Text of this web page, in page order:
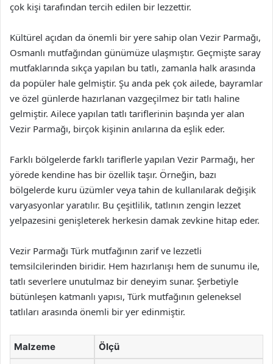
çok kişi tarafından tercih edilen bir lezzettir.
Kültürel açıdan da önemli bir yere sahip olan Vezir Parmağı,
Osmanlı mutfağından günümüze ulaşmıştır. Geçmişte saray
mutfaklarında sıkça yapılan bu tatlı, zamanla halk arasında
da popüler hale gelmiştir. Şu anda pek çok ailede, bayramlar
ve özel günlerde hazırlanan vazgeçilmez bir tatlı haline
gelmiştir. Ailece yapılan tatlı tariflerinin başında yer alan
Vezir Parmağı, birçok kişinin anılarına da eşlik eder.
Farklı bölgelerde farklı tariflerle yapılan Vezir Parmağı, her
yörede kendine has bir özellik taşır. Örneğin, bazı
bölgelerde kuru üzümler veya tahin de kullanılarak değişik
varyasyonlar yaratılır. Bu çeşitlilik, tatlının zengin lezzet
yelpazesini genişleterek herkesin damak zevkine hitap eder.
Vezir Parmağı Türk mutfağının zarif ve lezzetli
temsilcilerinden biridir. Hem hazırlanışı hem de sunumu ile,
tatlı severlere unutulmaz bir deneyim sunar. Şerbetiyle
bütünleşen katmanlı yapısı, Türk mutfağının geleneksel
tatlıları arasında önemli bir yer edinmiştir.
Malzeme Ölçü